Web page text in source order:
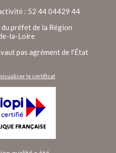
: 52 44 04429 44
préfet de la Région
la-Loire
pas agrément de l'État
le certificat